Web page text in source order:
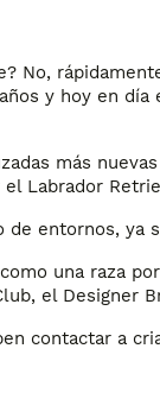
No,
y hoy en
más
el Labrador
de entornos,
una raza
el Designer
contactar a